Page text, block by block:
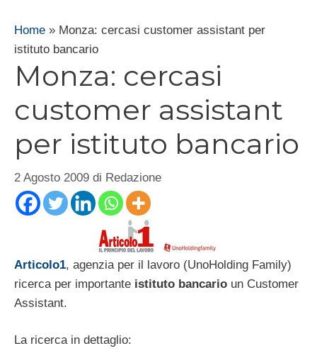
Home » Monza: cercasi customer assistant per
istituto bancario
Monza: cercasi
customer assistant
per istituto bancario
2 Agosto 2009 di Redazione
Articolo1, agenzia per il lavoro (UnoHolding Family)
ricerca per importante istituto bancario un Customer
Assistant.
La ricerca in dettaglio: